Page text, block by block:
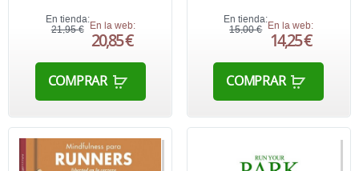
En tienda:
21,95 € En la web:
20,85 €
COMPRAR
En tienda:
15,00 €
En la web:
14,25 €
COMPRAR